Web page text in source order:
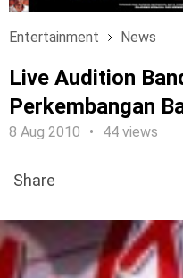
Entertainment News
Live Audition
Perkembangan
8 Aug 2010 44 views
Share